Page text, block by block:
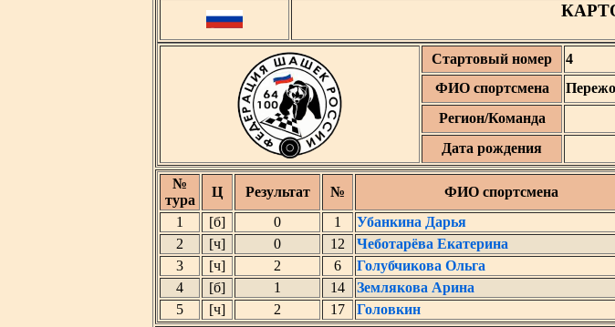
Стартовый номер 4
ФИО спортсмена
Регион/Команда
Дата рождения
№
тура
Ц Результат № ФИО спортсмена
1
[б] 0 1 Убанкина Дарья
2
[ч] 0 12 Чеботарёва Екатерина
3
[ч] 2 6 Голубчикова Ольга
4
[б] 1 14 Землякова Арина
5
[ч] 2 17 Головкин